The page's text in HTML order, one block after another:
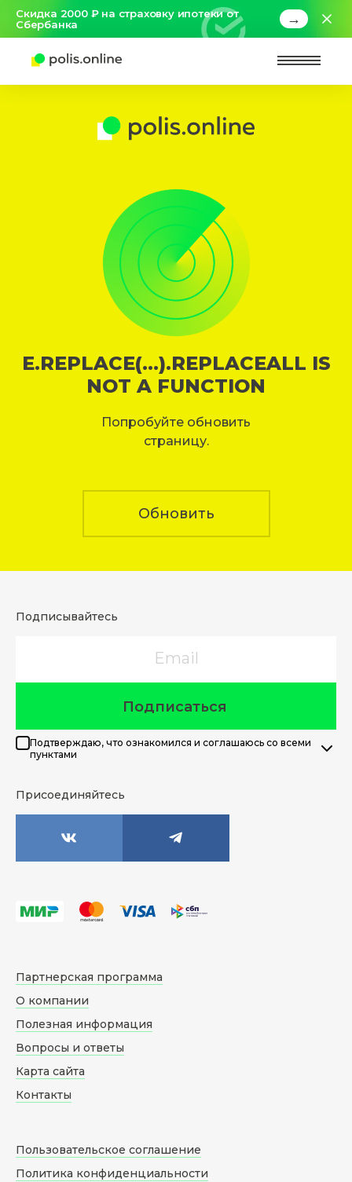
Скидка 2000 ₽ на страховку ипотеки от
Сбербанка
→
E.REPLACE(...).REPLACEALL IS
NOT A FUNCTION
Попробуйте обновить
страницу.
Обновить
Подписывайтесь
Подписаться
Подтверждаю, что ознакомился и соглашаюсь со всеми
пунктами
Присоединяйтесь
Партнерская программа
О компании
Полезная информация
Вопросы и ответы
Карта сайта
Контакты
Пользовательское соглашение
Политика конфиденциальности